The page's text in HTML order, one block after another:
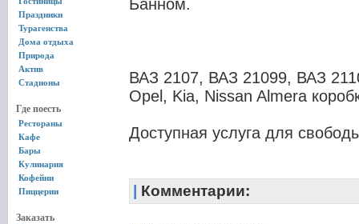
Праздники
Турагенства
Дома отдыха
Природа
Актив
Стадионы
Где поесть
Рестораны
Кафе
Бары
Кулинария
Кофейни
Пиццерии
Заказать
Банном.
ВАЗ 2107, ВАЗ 21099, ВАЗ
Opel, Kia, Nissan Almera
Доступная услуга для
Комментарии: